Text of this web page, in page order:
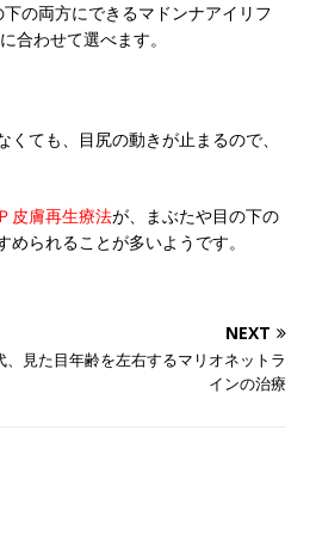
の両方にできるマドンナアイリフ
合わせて選べます。
ても、目尻の動きが止まるので、
皮膚再生療法が、まぶたや目の下の
められることが多いようです。
NEXT
、見た目年齢を左右するマリオネットラ
インの治療